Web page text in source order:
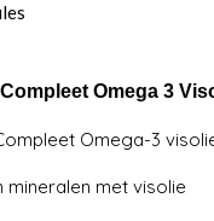
Omega 3
Omega-3
mineralen met visolie